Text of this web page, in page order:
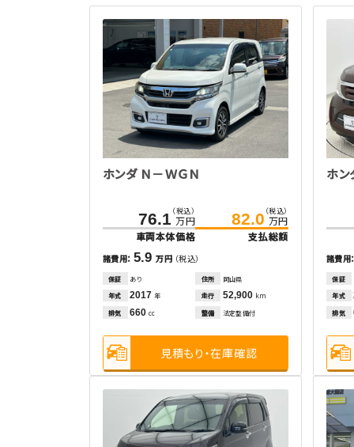
ホンダ Ｎ－ＷＧＮ
76.1 （税込）
万円
車両本体価格
82.0 （税込）
万円
支払総額
諸費用： 5.9 万円 （税込）
保証 あり 住所
岡山県
年式
2017 年 走行 52,900 km
排気
660 cc 整備 法定整備付
見積もり・在庫確認
ホン
諸費用
保証
年式
排気